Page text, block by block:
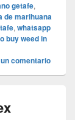
getafe,
de marihuana
, whatsapp
buy weed in
comentario